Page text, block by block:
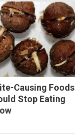
Causing Foods
Stop Eating